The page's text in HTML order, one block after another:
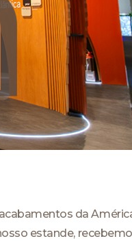
da
estande,